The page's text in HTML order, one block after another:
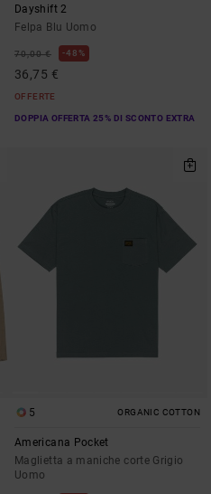
Dayshift 2
Felpa Blu Uomo
70,00 € 48%
36,75 €
OFFERTE
DOPPIA OFFERTA 25% DI SCONTO EXTRA
5 ORGANIC COTTON
Americana Pocket
Maglietta a maniche corte Grigio
Uomo